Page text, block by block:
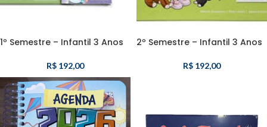
1º Semestre – Infantil 3 Anos
R$ 192,00
2º Semestre – Infantil 3 Anos
R$ 192,00